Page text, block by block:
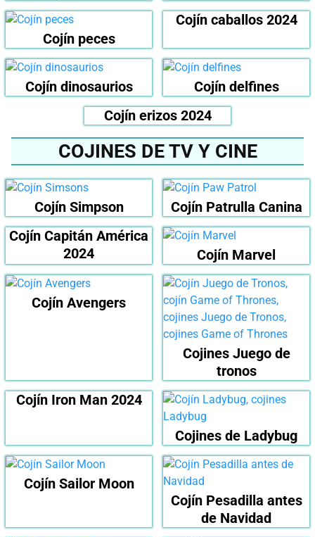
Cojín peces
Cojín caballos 2024
Cojín dinosaurios
Cojín delfines
Cojín erizos 2024
COJINES DE TV Y CINE
Cojín Simpson
Cojín Patrulla Canina
Cojín Capitán América
2024
Cojín Marvel
Cojín Avengers
Cojines Juego de
tronos
Cojín Iron Man 2024
Cojines de Ladybug
Cojín Sailor Moon
Cojín Pesadilla antes
de Navidad